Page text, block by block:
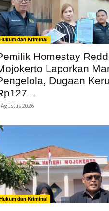
Hukum dan Kriminal
Homestay
Laporkan
Dugaan
Agustus 2026
Hukum dan Kriminal